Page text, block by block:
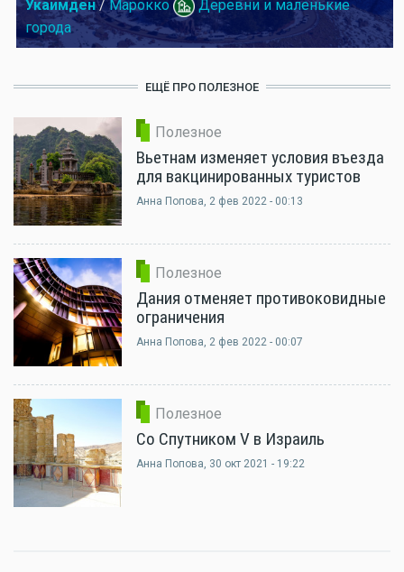
Укаимден/ Марокко
Деревни и маленькие
города
ЕЩЁ ПРО ПОЛЕЗНОЕ
Полезное
Вьетнам изменяет условия въезда
для вакцинированных туристов
Анна Попова , 2 фев 2022 - 00:13
Полезное
Дания отменяет противоковидные
ограничения
Анна Попова , 2 фев 2022 - 00:07
Полезное
Со Спутником V в Израиль
Анна Попова , 30 окт 2021 - 19:22